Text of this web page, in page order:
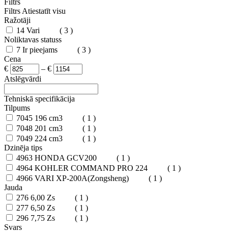
Filtrs
Filtrs Atiestatīt visu
Ražotāji
14 Vari
( 3 )
Noliktavas statuss
7 Ir pieejams
( 3 )
Cena
€
– €
Atslēgvārdi
Tehniskā specifikācija
Tilpums
7045 196 cm3
( 1 )
7048 201 cm3
( 1 )
7049 224 cm3
( 1 )
Dzinēja tips
4963 HONDA GCV200
( 1 )
4964 KOHLER COMMAND PRO 224
( 1 )
4966 VARI XP-200A(Zongsheng)
( 1 )
Jauda
276 6,00 Zs
( 1 )
277 6,50 Zs
( 1 )
296 7,75 Zs
( 1 )
Svars